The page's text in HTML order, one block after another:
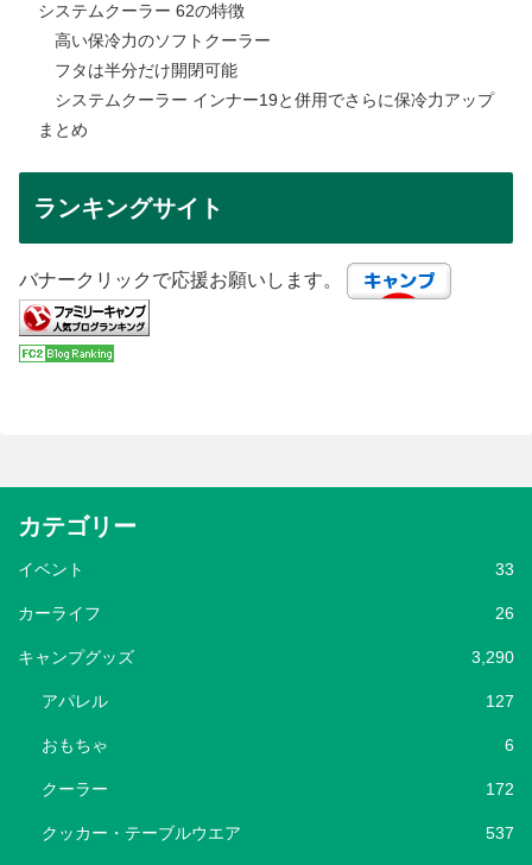
システムクーラー 62の特徴
高い保冷力のソフトクーラー
フタは半分だけ開閉可能
システムクーラー インナー19と併用でさらに保冷力アップ
まとめ
ランキングサイト
バナークリックで応援お願いします。
カテゴリー
イベント 33
カーライフ 26
キャンプグッズ 3,290
アパレル 127
おもちゃ 6
クーラー 172
クッカー・テーブルウエア 537